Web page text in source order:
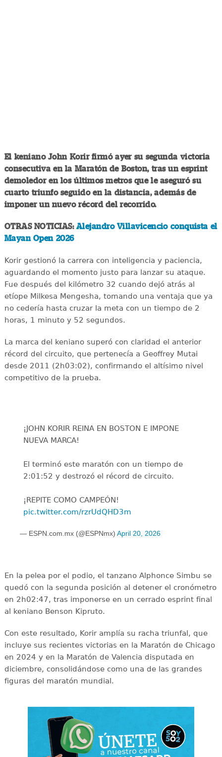
El keniano John Korir firmó ayer su segunda victoria
consecutiva en la Maratón de Boston, tras un esprint
demoledor en los últimos metros que le aseguró su
cuarto triunfo seguido en la distancia, además de
imponer un nuevo récord del recorrido.
OTRAS NOTICIAS: Alejandro Villavicencio conquista el
Mayan Open 2026
Korir gestionó la carrera con inteligencia y paciencia,
aguardando el momento justo para lanzar su ataque.
Fue después del kilómetro 32 cuando dejó atrás al
etíope Milkesa Mengesha, tomando una ventaja que ya
no cedería hasta cruzar la meta con un tiempo de 2
horas, 1 minuto y 52 segundos.
La marca del keniano superó con claridad el anterior
récord del circuito, que pertenecía a Geoffrey Mutai
desde 2011 (2h03:02), confirmando el altísimo nivel
competitivo de la prueba.
¡JOHN KORIR REINA EN BOSTON E IMPONE
NUEVA MARCA!
El terminó este maratón con un tiempo de
2:01:52 y destrozó el récord de circuito.
¡REPITE COMO CAMPEÓN!
pic.twitter.com/rzrUdQHD3m
— ESPN.com.mx (@ESPNmx) April 20, 2026
En la pelea por el podio, el tanzano Alphonce Simbu se
quedó con la segunda posición al detener el cronómetro
en 2h02:47, tras imponerse en un cerrado esprint final
al keniano Benson Kipruto.
Con este resultado, Korir amplía su racha triunfal, que
incluye sus recientes victorias en la Maratón de Chicago
en 2024 y en la Maratón de Valencia disputada en
diciembre, consolidándose como una de las grandes
figuras del maratón mundial.